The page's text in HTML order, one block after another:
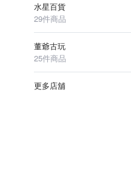
水星百貨
29件商品
董爺古玩
25件商品
更多店舖